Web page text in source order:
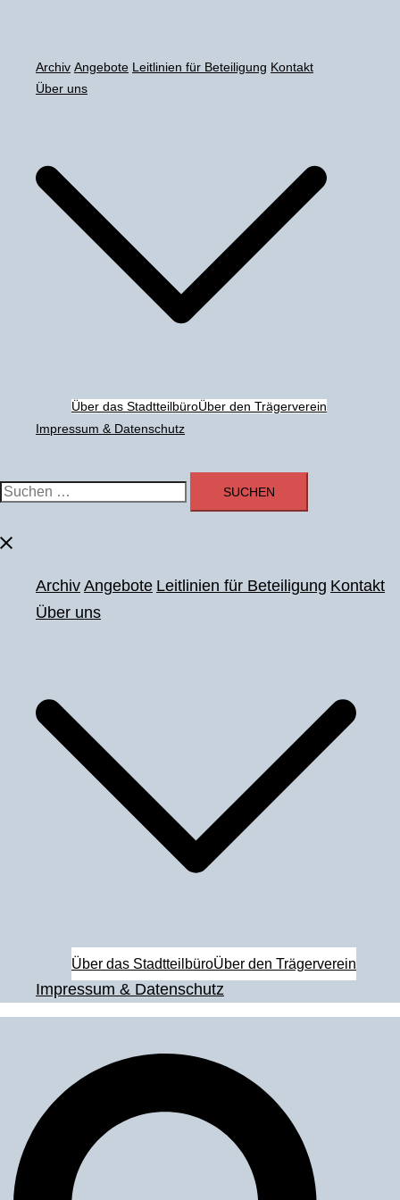
Archiv Angebote Leitlinien für Beteiligung Kontakt
Über uns
Über das StadtteilbüroÜber den Trägerverein
Impressum & Datenschutz
Suchen
Menü
Archiv Angebote Leitlinien für Beteiligung Kontakt
Über uns
Über das StadtteilbüroÜber den Trägerverein
Impressum & Datenschutz